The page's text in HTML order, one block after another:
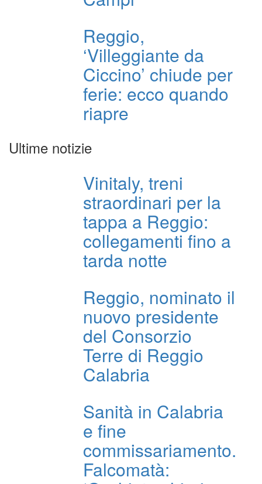
Reggio,
‘Villeggiante da
Ciccino’ chiude per
ferie: ecco quando
riapre
Ultime notizie
Vinitaly, treni
straordinari per la
tappa a Reggio:
collegamenti fino a
tarda notte
Reggio, nominato il
nuovo presidente
del Consorzio
Terre di Reggio
Calabria
Sanità in Calabria
e fine
commissariamento.
Falcomatà: